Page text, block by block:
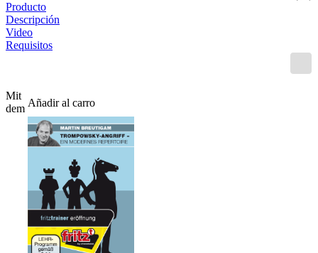
Producto
Descripción
Video
Requisitos
Añadir al carro
Mit
dem